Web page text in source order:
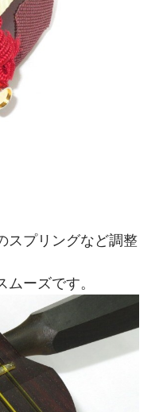
スプリングなど調整
ーズです。